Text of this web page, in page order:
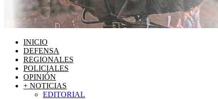
INICIO
DEFENSA
REGIONALES
POLICIALES
OPINIÓN
+ NOTICIAS
EDITORIAL